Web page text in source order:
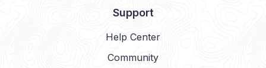
Support
Help Center
Community